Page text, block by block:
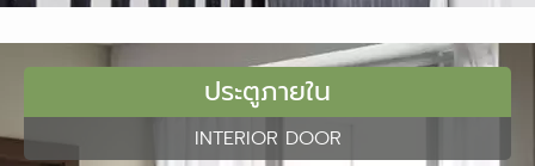
ประตูภายใน
INTERIOR DOOR